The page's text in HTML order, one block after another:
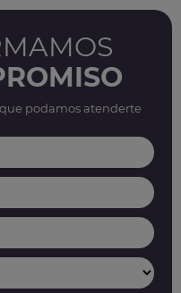
podamos atenderte